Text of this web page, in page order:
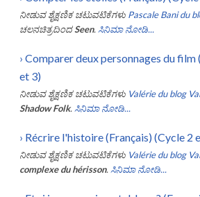
ನೀಡುವ ಶೈಕ್ಷಣಿಕ ಚಟುವಟಿಕೆಗಳು Pascale Bani du
ಚಲನಚಿತ್ರದಿಂದSeen. ಸಿನಿಮಾ ನೋಡಿ...
› Comparer deux personnages du film
et 3)
ನೀಡುವ ಶೈಕ್ಷಣಿಕ ಚಟುವಟಿಕೆಗಳು Valérie du blog
Shadow Folk. ಸಿನಿಮಾ ನೋಡಿ...
› Récrire l'histoire (Français) (Cycle 2
ನೀಡುವ ಶೈಕ್ಷಣಿಕ ಚಟುವಟಿಕೆಗಳು Valérie du blog
complexe du hérisson. ಸಿನಿಮಾ ನೋಡಿ...